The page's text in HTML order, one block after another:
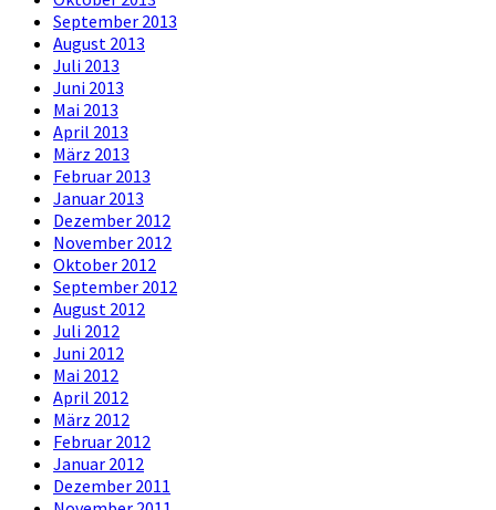
September 2013
August 2013
Juli 2013
Juni 2013
Mai 2013
April 2013
März 2013
Februar 2013
Januar 2013
Dezember 2012
November 2012
Oktober 2012
September 2012
August 2012
Juli 2012
Juni 2012
Mai 2012
April 2012
März 2012
Februar 2012
Januar 2012
Dezember 2011